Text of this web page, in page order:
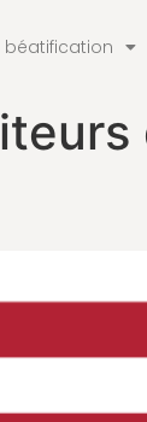
béatification